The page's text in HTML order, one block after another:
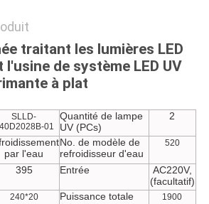
traitant les lumières LED
de système LED UV
à plat
SLLD-
01
Quantité de lampe
UV (PCs)
2
par l'eau
No. de modèle de
refroidisseur d'eau
520
395 Entrée
AC220V,
(facultatif)
240*20
Puissance totale
1900